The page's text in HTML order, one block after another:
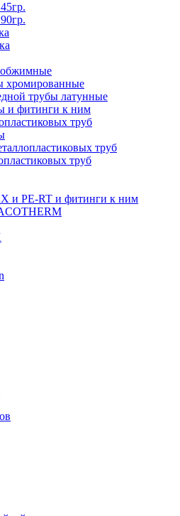
хромированные
трубы латунные
и фитинги к ним
труб
труб
труб
и PE-RT и фитинги к ним